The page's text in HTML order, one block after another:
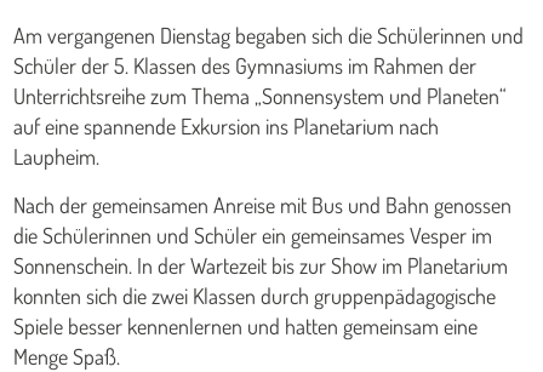
Am vergangenen Dienstag begaben sich die Schülerinnen und
Schüler der 5. Klassen des Gymnasiums im Rahmen der
Unterrichtsreihe zum Thema „Sonnensystem und Planeten“
auf eine spannende Exkursion ins Planetarium nach
Laupheim.
Nach der gemeinsamen Anreise mit Bus und Bahn genossen
die Schülerinnen und Schüler ein gemeinsames Vesper im
Sonnenschein. In der Wartezeit bis zur Show im Planetarium
konnten sich die zwei Klassen durch gruppenpädagogische
Spiele besser kennenlernen und hatten gemeinsam eine
Menge Spaß.